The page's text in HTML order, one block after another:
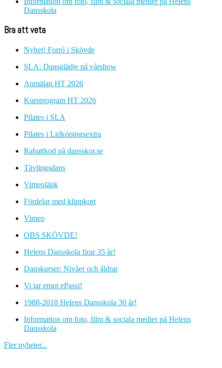
Dansskola
Bra att veta
Nyhet! Forró i Skövde
SLA: Dansglädje på vårshow
Anmälan HT 2026
Kursprogram HT 2026
Pilates i SLA
Pilates i Lidköpingsextra
Rabattkod på dansskor.se
Tävlingsdans
Vimeolänk
Fördelar med klippkort
Vimeo
OBS SKÖVDE!
Helens Dansskola firar 35 år!
Danskurser: Nivåer och åldrar
Vi tar emot ePassi!
1988-2018 Helens Dansskola 30 år!
Information om foto, film & sociala medier på Helens
Dansskola
Fler nyheter...